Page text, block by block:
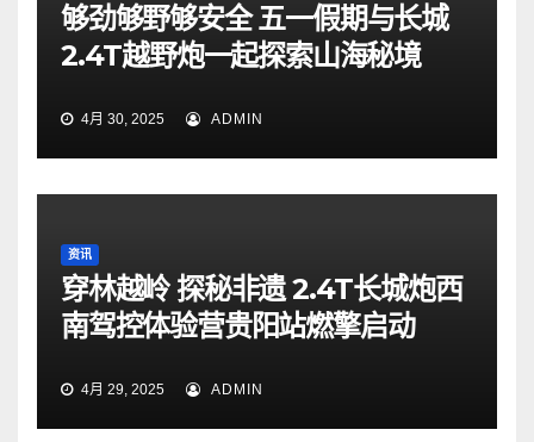
够劲够野够安全 五一假期与长城
2.4T越野炮一起探索山海秘境
4月 30, 2025 ADMIN
资讯
穿林越岭 探秘非遗 2.4T长城炮西
南驾控体验营贵阳站燃擎启动
4月 29, 2025 ADMIN